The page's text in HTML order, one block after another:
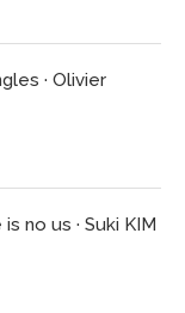
· Olivier
no us · Suki KIM